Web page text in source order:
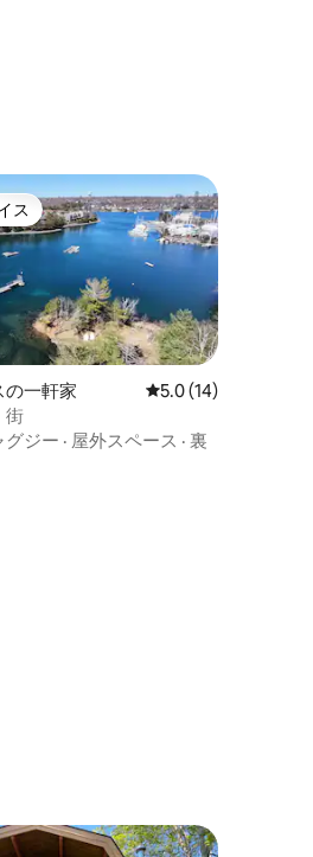
星の平均評価
チョイスです。
ス
の一軒家 レビュー14件、5つ
5.0 (14)
街
グジー · 屋外スペース · 裏